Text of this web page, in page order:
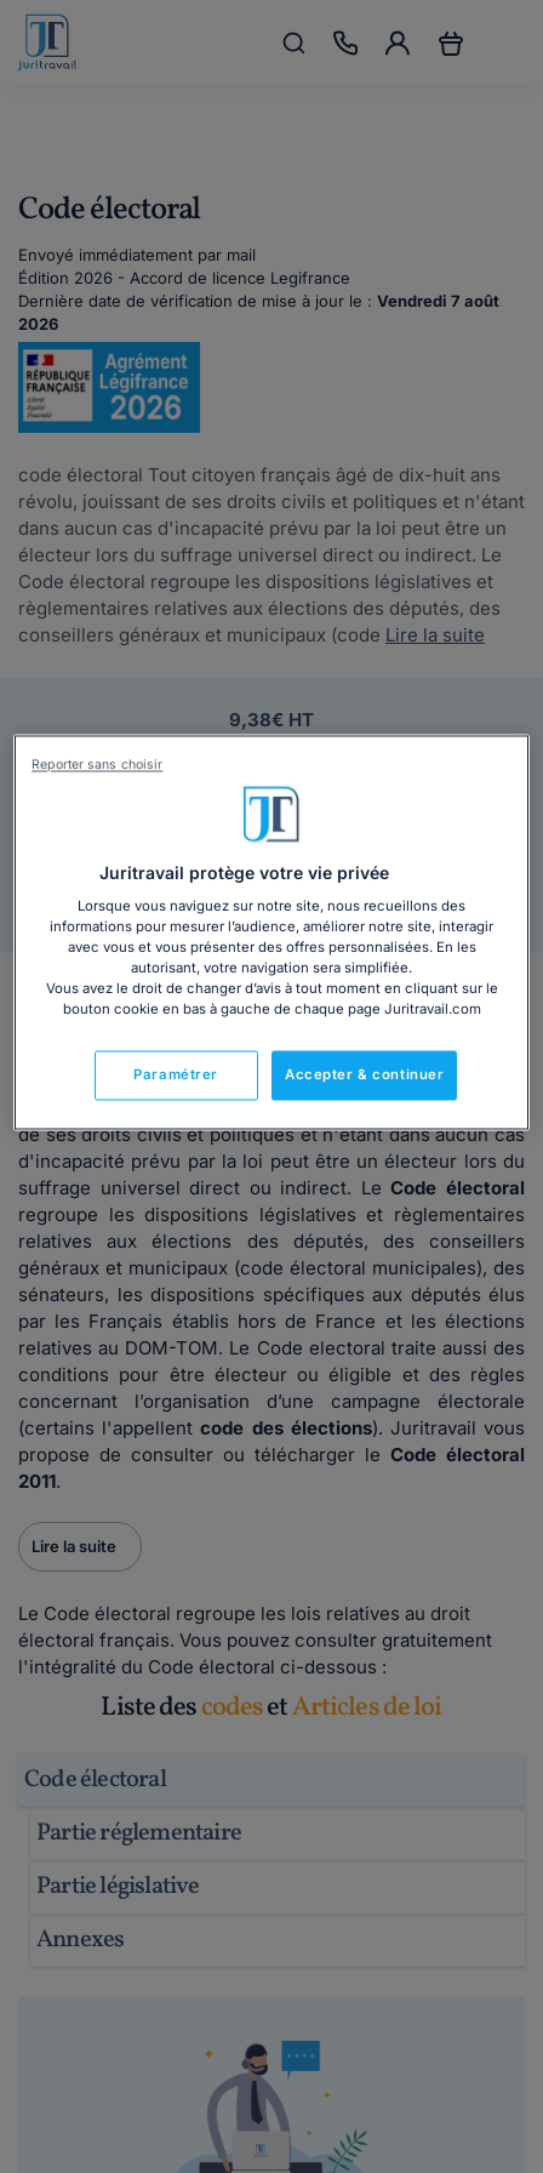
Code électoral
Envoyé immédiatement par mail
Édition 2026 - Accord de licence Legifrance
Dernière date de vérification de mise à jour le : Vendredi 7 août
2026
code électoral Tout citoyen français âgé de dix-huit ans
révolu, jouissant de ses droits civils et politiques et n'étant
dans aucun cas d'incapacité prévu par la loi peut être un
électeur lors du suffrage universel direct ou indirect. Le
Code électoral regroupe les dispositions législatives et
règlementaires relatives aux élections des députés, des
conseillers généraux et municipaux (code Lire la suite
9,38€ HT
Votre Code électoral au format PDF inclut :
Index clair et pratique
10 idées reçues en droit du travail
Ajouter au panier
En bref
code électoral
Tout citoyen français âgé de dix-huit ans révolu, jouissant
de ses droits civils et politiques et n'étant dans aucun cas
d'incapacité prévu par la loi peut être un électeur lors du
suffrage universel direct ou indirect. LeCode électoral
regroupe les dispositions législatives et règlementaires
relatives aux élections des députés, des conseillers
généraux et municipaux (code électoral municipales), des
sénateurs, les dispositions spécifiques aux députés élus
par les Français établis hors de France et les élections
relatives au DOM-TOM. Le Code electoral traite aussi des
conditions pour être électeur ou éligible et des règles
concernant l’organisation d’une campagne électorale
(certains l'appellentcode des élections). Juritravail vous
propose de consulter ou télécharger le Code électoral
2011.
Lire la suite
Le Code électoral regroupe les lois relatives au droit
électoral français. Vous pouvez consulter gratuitement
l'intégralité du Code électoral ci-dessous :
Liste descodesetArticles de loi
Code électoral
Partie réglementaire
Partie législative
Annexes
Juritravail protège votre vie privée
Lorsque vous naviguez sur notre site, nous recueillons des
informations pour mesurer l’audience, améliorer notre site, interagir
avec vous et vous présenter des offres personnalisées. En les
autorisant, votre navigation sera simplifiée.
Vous avez le droit de changer d’avis à tout moment en cliquant sur le
bouton cookie en bas à gauche de chaque page Juritravail.com
Accepter & continuer
Paramétrer
Reporter sans choisir